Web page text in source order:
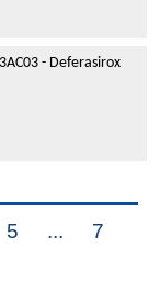
- Deferasirox
5 ... 7